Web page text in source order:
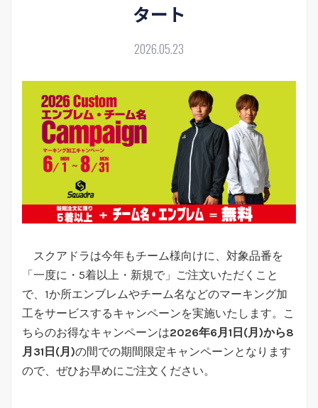
タート
2026.05.23
スクアドラは今年もチーム様向けに、対象品番を
「一度に・5着以上・新規で」ご注文いただくこと
で、1か所エンブレムやチーム名などのマーキング加
工をサービスするキャンペーンを実施いたします。こ
ちらのお得なキャンペーンは2026年6月1日(月)から8
月31日(月)の間での期間限定キャンペーンとなります
ので、ぜひお早めにご注文ください。